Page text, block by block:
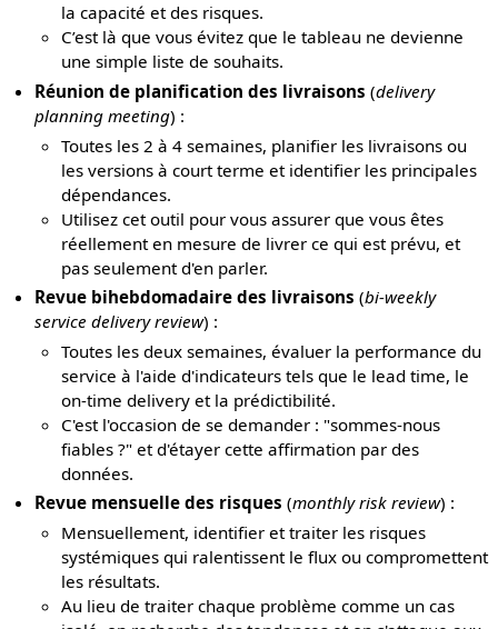
la capacité et des risques.
C’est là que vous évitez que le tableau ne devienne
une simple liste de souhaits.
Réunion de planification des livraisons (delivery
planning meeting) :
Toutes les 2 à 4 semaines, planifier les livraisons ou
les versions à court terme et identifier les principales
dépendances.
Utilisez cet outil pour vous assurer que vous êtes
réellement en mesure de livrer ce qui est prévu, et
pas seulement d'en parler.
Revue bihebdomadaire des livraisons (bi-weekly
service delivery review) :
Toutes les deux semaines, évaluer la performance du
service à l'aide d'indicateurs tels que le lead time, le
on-time delivery et la prédictibilité.
C'est l'occasion de se demander : "sommes-nous
fiables ?" et d'étayer cette affirmation par des
données.
Revue mensuelle des risques (monthly risk review) :
Mensuellement, identifier et traiter les risques
systémiques qui ralentissent le flux ou compromettent
les résultats.
Au lieu de traiter chaque problème comme un cas